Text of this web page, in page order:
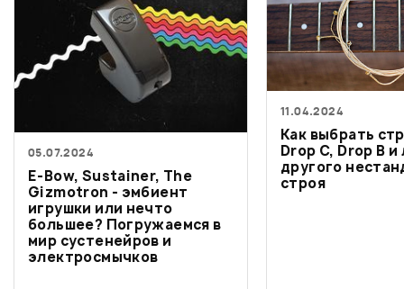
05.07.2024
E-Bow, Sustainer, The
Gizmotron - эмбиент
игрушки или нечто
большее? Погружаемся в
мир сустенейров и
электросмычков
11.04.2024
Как выбрать
Drop C, Drop B
другого
строя